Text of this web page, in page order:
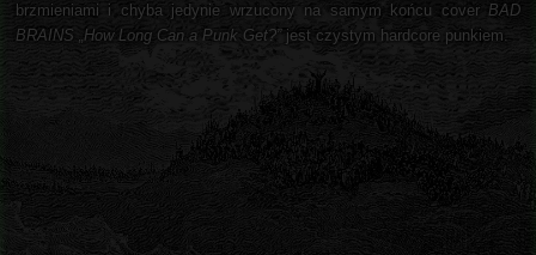
brzmieniami i chyba jedynie wrzucony na samym końcu cover BAD
BRAINS „How Long Can a Punk Get?”jest czystym hardcore punkiem.